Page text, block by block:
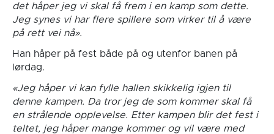
det håper jeg vi skal få frem i en kamp som dette.
Jeg synes vi har flere spillere som virker til å være
på rett vei nå».
Han håper på fest både på og utenfor banen på
lørdag.
«Jeg håper vi kan fylle hallen skikkelig igjen til
denne kampen. Da tror jeg de som kommer skal få
en strålende opplevelse. Etter kampen blir det fest i
teltet, jeg håper mange kommer og vil være med